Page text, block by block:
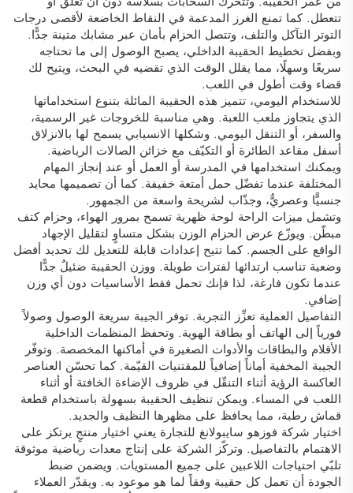
تتعطل. كما تمنع الغرز المدعمة في النقاط الخاضعة لأقصى درجات
التوتر التآكل والتلف، وتتصل الحزام بأمان عبر مشابك متينة جدًّا.
وبفضل تخطيط الحقيبة الداخلي، يصبح الوصول إلى ما تحتاجه
سريعًا وسهلًا، مما يقلل الوقت الذي تقضيه في البحث، ويتيح لك
قضاء وقت أطول في اللعب.
للاستخدام اليومي، تتميز هذه الحقيبة المائلة بتنوع استخداماتها
الذي يتجاوز ملعب اللعبة. وهي مناسبة للخروجات غير الرسمية،
والسفر، أو التنقل اليومي. وشكلها الانسيابي يسمح لها بالانزلاق
أسفل مقاعد الطائرة أو التكيّف مع خزائن الصالات الرياضية.
ويمكنك استخدامها في المدرسة أو العمل أو عند إنجاز المهام
المختلفة عندما تفضّل حمل أمتعة خفيفة. كما أن تصميمها محايد
جنسيًّا وعصريٌّ، وجذّاب لشريحة واسعة من الجمهور.
وتشمل ميزات الراحة لوحة ظهرية تسمح بمرور الهواء، وحزام كتف
مبطّن. ويوزّع عرض الحزام الوزن بشكل متساوٍ لتقليل الإجهاد
الواقع على الجسم. كما تتيح إعدادات قابلة للتعديل لك تحديد أفضل
وضعية تناسب ارتدائها لفترات طويلة. ووزن الحقيبة ضئيلٌ جدًّا
عندما تكون فارغة، لذا فإنك تحمل فقط الأساسيات دون أي وزن
إضافي.
التفاصيل العملية تعزِّز التجربة. توفر الجيبة سريعة الوصول وصولاً
فورياً إلى الهاتف أو بطاقة الهوية. وتحفظ المنظمات الداخلية
الأقلام والبطاقات والأدوات الصغيرة في أماكنها المخصصة. وتوفّر
الجيبة المخفية أماناً إضافياً للمقتنيات القيّمة. كما تحسّن العناصر
العاكسة الرؤية أثناء التنقّل في ظروف الإضاءة الخافتة أو أثناء
اللعب في المساء. ويمكن تنظيف الحقيبة بسهولة باستخدام قطعة
قماش رطبة، مما يحافظ على مظهرها النظيف والجديد.
اختيار شركة فوزهو سايبولانغ للتجارة يعني اختيار منتجٍ يرتكز على
الاهتمام بالتفاصيل. وتركّز الشركة على إنتاج معدات رياضية موثوقة
تلبّي احتياجات اللاعبين على جميع المستويات. ويضمن ضبط
الجودة أن تعمل كل حقيبة وفقاً لما هو موعود به. ويقدّر العملاء